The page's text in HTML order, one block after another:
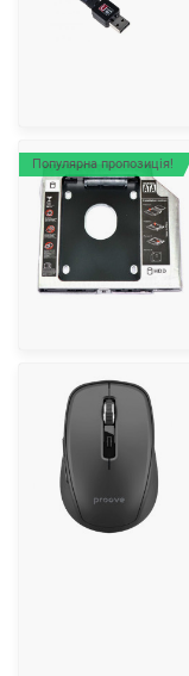
Популярна пропозиція!